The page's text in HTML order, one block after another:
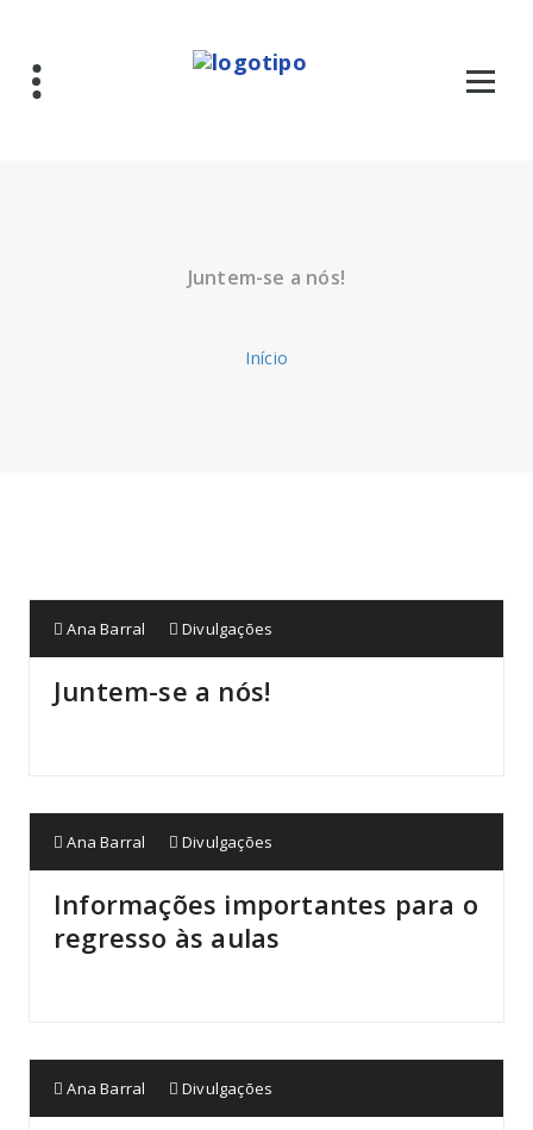
conteúdo
Juntem-se a nós!
Início
Ana Barral Divulgações
Juntem-se a nós!
Ana Barral Divulgações
Informações importantes para o
regresso às aulas
Ana Barral Divulgações